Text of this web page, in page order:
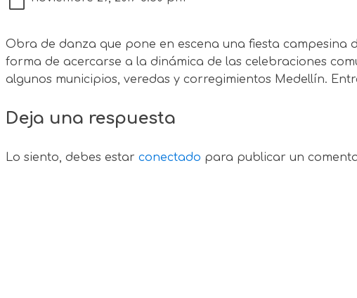
Obra de danza que pone en escena una fiesta
forma de acercarse a la dinámica de las celebraciones
algunos municipios, veredas y corregimientos Medellín.
Deja una respuesta
Lo siento, debes estar conectado para publicar un